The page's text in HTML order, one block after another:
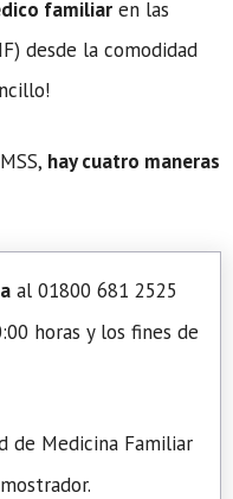
familiar en las
desde la comodidad
hay cuatro maneras
al 01800 681 2525
horas y los fines de
de Medicina Familiar